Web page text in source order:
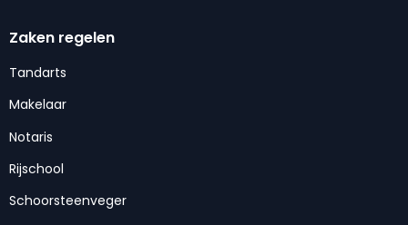
Zaken regelen
Tandarts
Makelaar
Notaris
Rijschool
Schoorsteenveger